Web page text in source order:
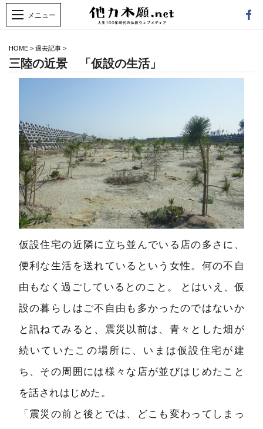
HOME > 過去記事 >
三陸の近景 「仮設の生活」
仮設住宅の近隣に立ち並んでいる店の多さに、
便利な生活を送れているという女性。何の不自
由もなく過ごしているとのこと。 とはいえ、仮
設の暮らしはご不自由も多かったのではないか
と訊ねてみると、震災以前は、青々とした畑が
続いていたこの場所に、いまは仮設住宅が建
ち、その周囲には様々な店が並びはじめたこと
を話されはじめた。
「震災の前と後とでは、どこも変わってしまっ